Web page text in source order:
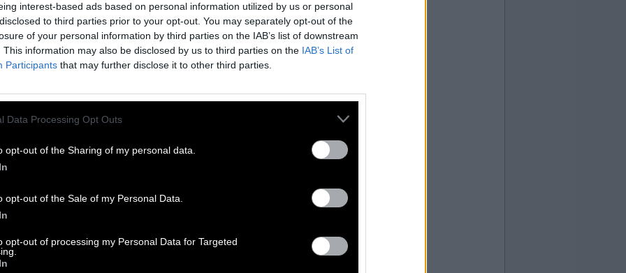
interest-based ads based on personal information utilized by us or personal
to third parties prior to your opt-out. You may separately opt-out of the
of your personal information by third parties on the IAB’s list of downstream
This information may also be disclosed by us to third parties on the IAB’s List of
Participants that may further disclose it to other third parties.
Data Processing Opt Outs
opt-out of the Sharing of my personal data.
opt-out of the Sale of my Personal Data.
opt-out of processing my Personal Data for Targeted
des Maulwurfs